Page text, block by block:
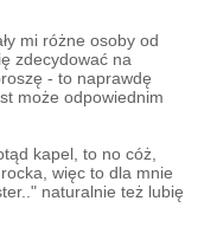
mi różne osoby od
zdecydować na
- to naprawdę
może odpowiednim
kapel, to no cóż,
więc to dla mnie
naturalnie też lubię